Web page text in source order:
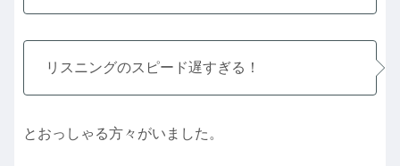
リスニングのスピード遅すぎる！
とおっしゃる方々がいました。